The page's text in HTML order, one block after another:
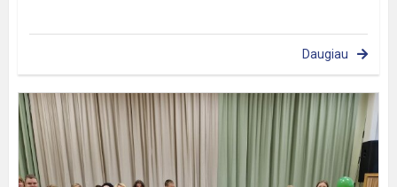
Daugiau